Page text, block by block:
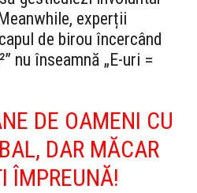
experții
de birou încercând
nu înseamnă „E-uri =
DE OAMENI CU
DAR MĂCAR
ÎMPREUNĂ!